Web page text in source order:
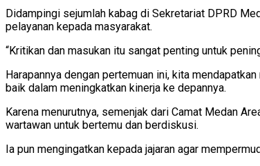
Didampingi sejumlah kabag di Sekretariat DPRD
pelayanan kepada masyarakat.
“Kritikan dan masukan itu sangat penting untuk
Harapannya dengan pertemuan ini, kita
baik dalam meningkatkan kinerja ke depannya.
Karena menurutnya, semenjak dari Camat Medan
wartawan untuk bertemu dan berdiskusi.
Ia pun mengingatkan kepada jajaran agar